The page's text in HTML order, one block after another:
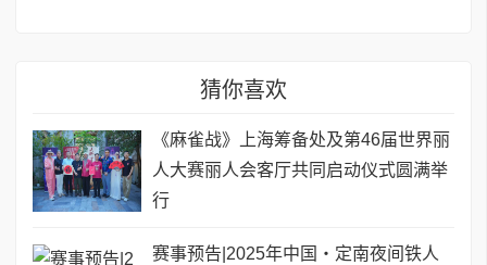
猜你喜欢
《麻雀战》上海筹备处及第46届世界丽
人大赛丽人会客厅共同启动仪式圆满举
行
赛事预告|2025年中国・定南夜间铁人